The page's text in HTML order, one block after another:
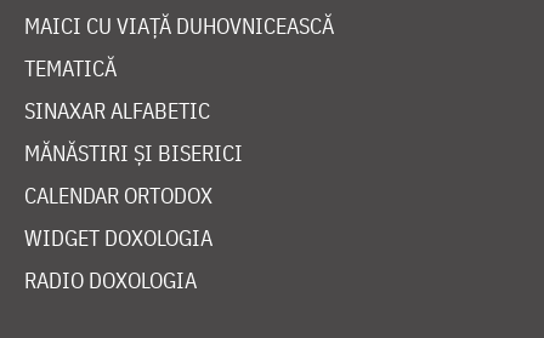
MAICI CU VIAȚĂ DUHOVNICEASCĂ
TEMATICĂ
SINAXAR ALFABETIC
MĂNĂSTIRI ȘI BISERICI
CALENDAR ORTODOX
WIDGET DOXOLOGIA
RADIO DOXOLOGIA